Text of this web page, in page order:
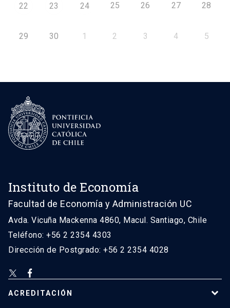
22 23 24 25 26 27 28
29 30 1 2 3 4 5
Instituto de Economía
Facultad de Economía y Administración UC
Avda. Vicuña Mackenna 4860, Macul. Santiago, Chile
Teléfono: +56 2 2354 4303
Dirección de Postgrado: +56 2 2354 4028
ACREDITACIÓN